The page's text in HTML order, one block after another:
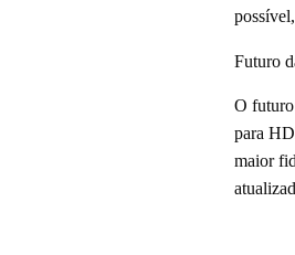
Futuro
O futuro
para
maior